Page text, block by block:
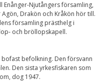
Njutångers församling,
Drakön och Kråkön hör till.
församling prästhelg i
och bröllopskapell.
befolkning. Den försvann
Den sista yrkesfiskaren som
dog 1947.